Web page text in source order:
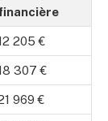
205 €
307 €
969 €